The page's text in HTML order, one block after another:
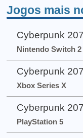
Jogos mais
Cyberpunk
Nintendo Switch 2
Cyberpunk
Xbox Series X
Cyberpunk
PlayStation 5